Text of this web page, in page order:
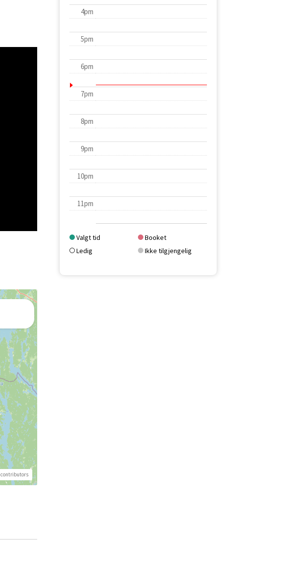
4pm
5pm
6pm
7pm
8pm
9pm
10pm
11pm
Valgt tid
Booket
Ledig
Ikke tilgjengelig
contributors